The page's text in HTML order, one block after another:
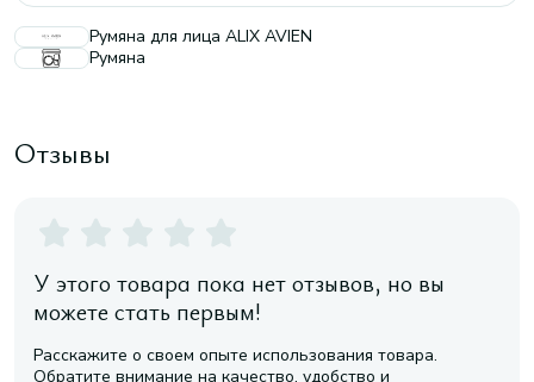
Румяна для лица ALIX AVIEN
Румяна
Отзывы
У этого товара пока нет отзывов, но вы
можете стать первым!
Расскажите о своем опыте использования товара.
Обратите внимание на качество, удобство и